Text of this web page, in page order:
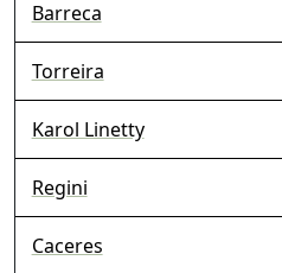
Barreca
Torreira
Karol Linetty
Regini
Caceres